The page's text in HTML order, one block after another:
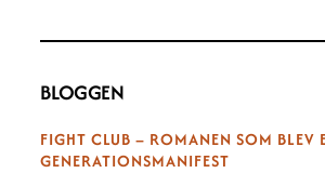
BLOGGEN
FIGHT CLUB – ROMANEN SOM BLEV
GENERATIONSMANIFEST